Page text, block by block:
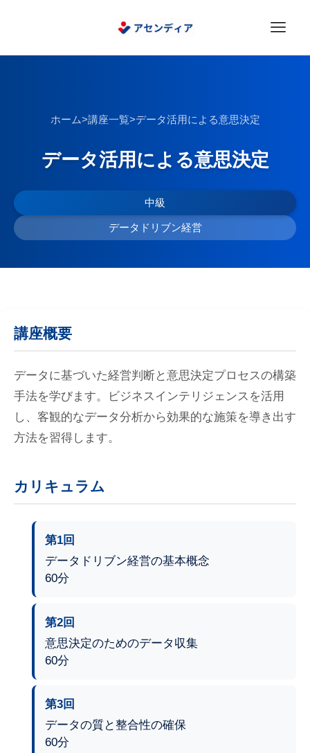
ホーム>講座一覧>データ活用による意思決定
データ活用による意思決定
中級
データドリブン経営
講座概要
データに基づいた経営判断と意思決定プロセスの構築
手法を学びます。ビジネスインテリジェンスを活用
し、客観的なデータ分析から効果的な施策を導き出す
方法を習得します。
カリキュラム
第1回
データドリブン経営の基本概念
60分
第2回
意思決定のためのデータ収集
60分
第3回
データの質と整合性の確保
60分